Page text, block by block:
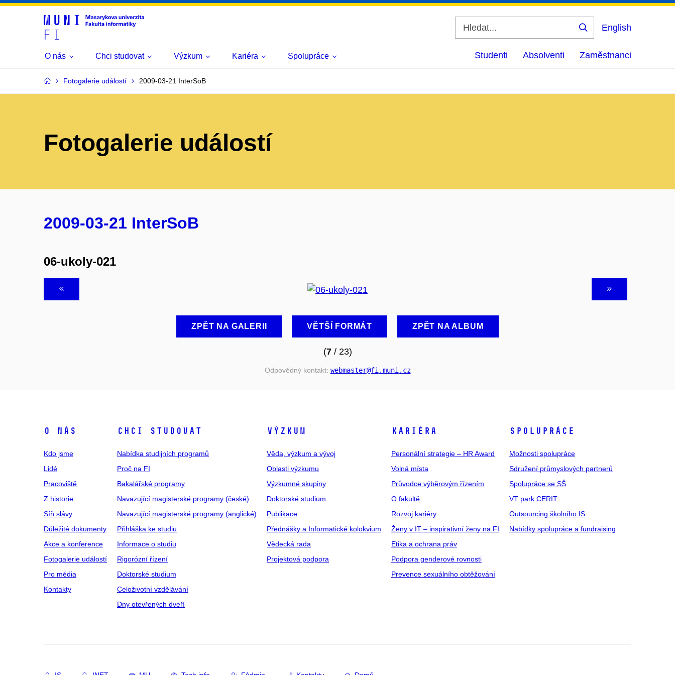
Vyhledat
English
O nás Chci studovat Výzkum Kariéra Spolupráce Studenti Absolventi Zaměstnanci
Fotogalerie událostí 2009-03-21 InterSoB
Fotogalerie událostí
2009-03-21 InterSoB
06-ukoly-021
ZPĚT NA GALERII VĚTŠÍ FORMÁT ZPĚT NA ALBUM
(7/ 23)
Odpovědný kontakt: webmaster@fi .muni .cz
O NÁS
Kdo jsme
Lidé
Pracoviště
Z historie
Síň slávy
Důležité dokumenty
Akce a konference
Fotogalerie událostí
Pro média
Kontakty
CHCI STUDOVAT
Nabídka studijních programů
Proč na FI
Bakalářské programy
Navazující magisterské programy (české)
Navazující magisterské programy (anglické)
Přihláška ke studiu
Informace o studiu
Rigorózní řízení
Doktorské studium
Celoživotní vzdělávání
Dny otevřených dveří
VÝZKUM
Věda, výzkum a vývoj
Oblasti výzkumu
Výzkumné skupiny
Doktorské studium
Publikace
Přednášky a Informatické kolokvium
Vědecká rada
Projektová podpora
KARIÉRA
Personální strategie – HR Award
Volná místa
Průvodce výběrovým řízením
O fakultě
Rozvoj kariéry
Ženy v IT – inspirativní ženy na FI
Etika a ochrana práv
Podpora genderové rovnosti
Prevence sexuálního obtěžování
SPOLUPRÁCE
Možnosti spolupráce
Sdružení průmyslových partnerů
Spolupráce se SŠ
VT park CERIT
Outsourcing školního IS
Nabídky spolupráce a fundraising